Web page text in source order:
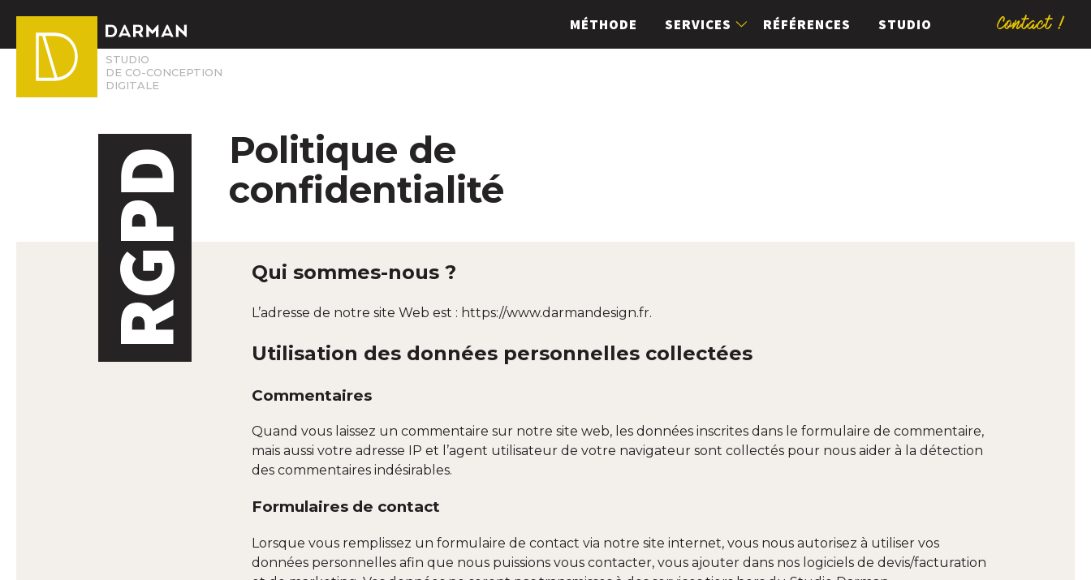
content
STUDIO
DE CO-CONCEPTION
DIGITALE
MÉTHODE SERVICES RÉFÉRENCES STUDIO Contact !
Politique de
confidentialité
RGPD Qui sommes-nous ?
L’adresse de notre site Web est : https://www.darmandesign.fr.
Utilisation des données personnelles collectées
Commentaires
Quand vous laissez un commentaire sur notre site web, les données inscrites dans le formulaire de commentaire,
mais aussi votre adresse IP et l’agent utilisateur de votre navigateur sont collectés pour nous aider à la détection
des commentaires indésirables.
Formulaires de contact
Lorsque vous remplissez un formulaire de contact via notre site internet, vous nous autorisez à utiliser vos
données personnelles afin que nous puissions vous contacter, vous ajouter dans nos logiciels de devis/facturation